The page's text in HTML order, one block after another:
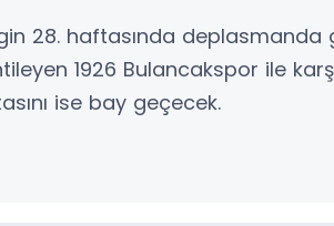
28. haftasında deplasmanda
1926 Bulancakspor ile
ise bay geçecek.